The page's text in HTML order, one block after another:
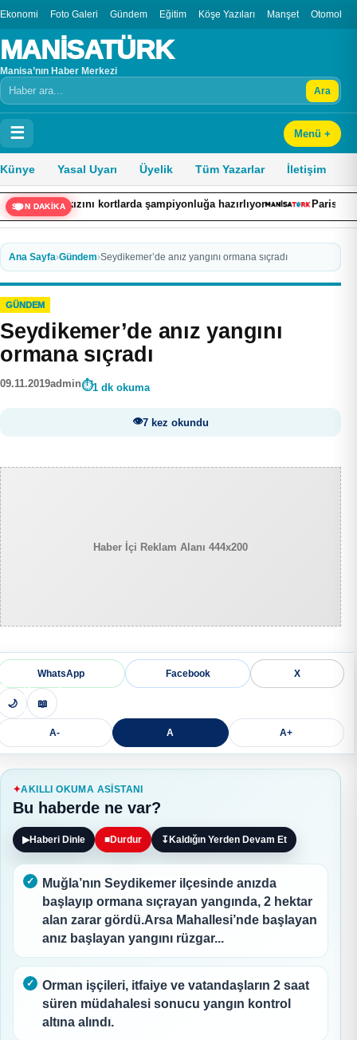
Ekonomi Foto Galeri Gündem Eğitim Köşe Yazıları Manşet Otomobil
MANİSATÜRK
Manisa’nın Haber Merkezi
Arama Ara
☰ Menü +
Künye Yasal Uyarı Üyelik Tüm Yazarlar İletişim
SON DAKİKA
kortlarda şampiyonluğa hazırlıyor Paris Saint-Germain
Ana Sayfa›Gündem›Seydikemer’de anız yangını ormana sıçradı
GÜNDEM
Seydikemer’de anız yangını
ormana sıçradı
09.11.2019admin 1 dk okuma
7 kez okundu
Haber İçi Reklam Alanı 444x200
WhatsApp Facebook X
🌙 📖
A- A A+
AKILLI OKUMA ASISTANI
Bu haberde ne var?
▶Haberi Dinle ■Durdur ↧ Kaldığın Yerden Devam Et
Muğla’nın Seydikemer ilçesinde anızda
başlayıp ormana sıçrayan yangında, 2 hektar
alan zarar gördü.Arsa Mahallesi’nde başlayan
anız başlayan yangını rüzgar...
Orman işçileri, itfaiye ve vatandaşların 2 saat
süren müdahalesi sonucu yangın kontrol
altına alındı.